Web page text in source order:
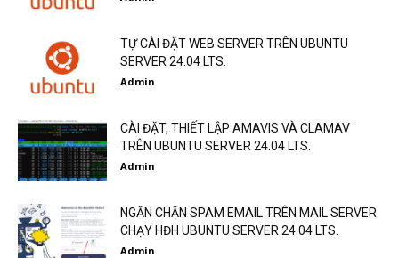
TỰ CÀI ĐẶT WEB SERVER TRÊN UBUNTU
SERVER 24.04 LTS.
Admin
CÀI ĐẶT, THIẾT LẬP AMAVIS VÀ CLAMAV
TRÊN UBUNTU SERVER 24.04 LTS.
Admin
NGĂN CHẶN SPAM EMAIL TRÊN MAIL SERVER
CHẠY HĐH UBUNTU SERVER 24.04 LTS.
Admin